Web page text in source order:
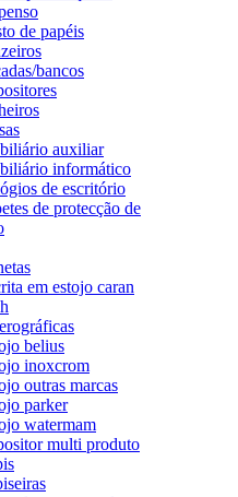
de papéis
bancos
auxiliar
informático
de escritório
de protecção de
em estojo caran
belius
inoxcrom
outras marcas
parker
watermam
multi produto